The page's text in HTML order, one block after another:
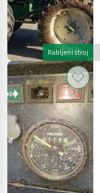
John Deere
Fendt
New Holland
Steyr
Claas
Prikaži
sve
(48)
Rabljeni stroj